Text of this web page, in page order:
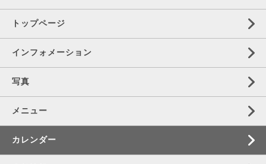
トップページ
インフォメーション
写真
メニュー
カレンダー